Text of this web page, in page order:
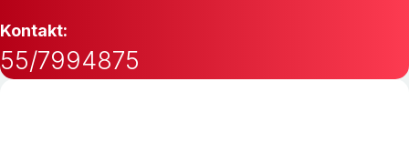
Kontakt:
55/7994875